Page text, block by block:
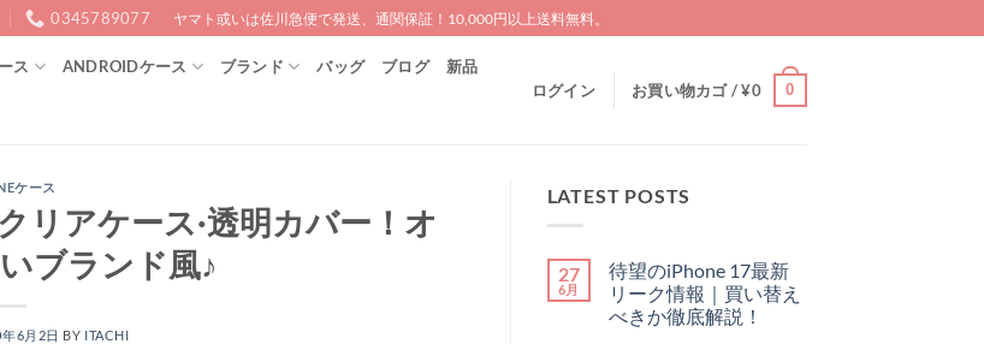
0345789077 ヤマト或いは佐川急便で発送、通関保証！10,000円以上送料無料。
ス ANDROIDケース ブランド バッグ ブログ 新品
ログイン お買い物カゴ /¥0 0
ケース
リアケース·透明カバー！オ
ブランド風♪
6月2日 BY ITACHI
LATEST POSTS
27
6月
待望のiPhone 17最新
リーク情報｜買い替え
べきか徹底解説！